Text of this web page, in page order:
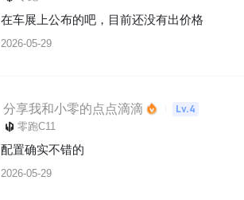
在车展上公布的吧，目前还没有出价格
2026-05-29
分享我和小零的点点滴滴 Lv.4
零跑C11
配置确实不错的
2026-05-29